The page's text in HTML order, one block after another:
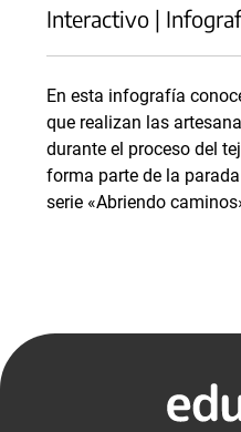
Interactivo |
En esta infografía
que realizan las
durante el proceso del
forma parte de la
serie «Abriendo